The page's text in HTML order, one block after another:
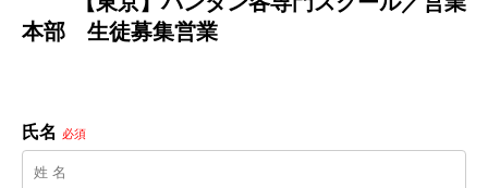
本部　生徒募集営業
氏名 必須